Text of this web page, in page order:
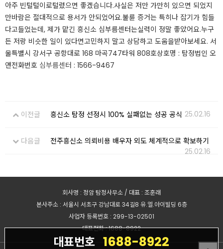
아주 빈털털이로털렸으면 좋겠습니다.사실은 저만 가만히 있으면 되었지
만바람은 절대적으로 용서가 안되었어요.​불륜 증거는 특히나 잡기가 힘들
다고들었는데, 제가 맡긴 흥신소 심부름센터는실력이 정말 좋았어요.누구
든 저랑 비슷한 일이 있다면고민하지 말고 상담하고 도움을받아보세요. ​서
울특별시 강서구 공항대로 168 마곡747타워 808호상호명 : 탐정법인 오
앤전화번호 심부름센터 : 1566-9467
이전글 흥신소 탐정 선정시 100% 실패없는 성공 공식 25.02.16
다음글
전주흥신소 의뢰비용 배우자 외도 체계적으로 확보하기
25.02.16
대표번호 1688-8922
회사명 : 정암 탐정사무소 / 대표 : 조훈래
본사주소 : 서울시 서초구 강남대로 34길8 유.엘.아이빌딩 6층
사업자 등록번호 : 299-13-02501
대표전화 : 1688-8922